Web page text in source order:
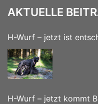
AKTUELLE
H-Wurf – jetzt ist
H-Wurf – jetzt kommt